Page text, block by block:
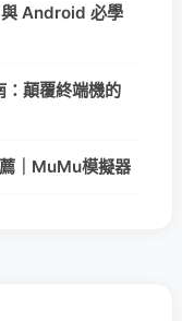
Android 必學
顛覆終端機的
｜MuMu模擬器